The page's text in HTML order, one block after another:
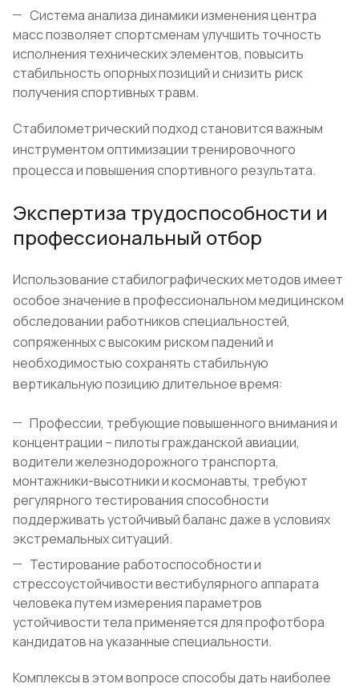
Система анализа динамики изменения центра
масс позволяет спортсменам улучшить точность
исполнения технических элементов, повысить
стабильность опорных позиций и снизить риск
получения спортивных травм.
Стабилометрический подход становится важным
инструментом оптимизации тренировочного
процесса и повышения спортивного результата.
Экспертиза трудоспособности и
профессиональный отбор
Использование стабилографических методов имеет
особое значение в профессиональном медицинском
обследовании работников специальностей,
сопряженных с высоким риском падений и
необходимостью сохранять стабильную
вертикальную позицию длительное время:
Профессии, требующие повышенного внимания и
концентрации – пилоты гражданской авиации,
водители железнодорожного транспорта,
монтажники-высотники и космонавты, требуют
регулярного тестирования способности
поддерживать устойчивый баланс даже в условиях
экстремальных ситуаций.
Тестирование работоспособности и
стрессоустойчивости вестибулярного аппарата
человека путем измерения параметров
устойчивости тела применяется для профотбора
кандидатов на указанные специальности.
Комплексы в этом вопросе способы дать наиболее